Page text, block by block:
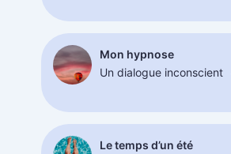
Mon hypnose
Un dialogue inconscient
Le temps d’un été